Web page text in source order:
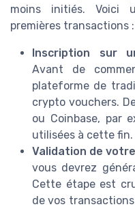
moins initiés. Voici
premières transactions :
Inscription sur
Avant de
plateforme de
crypto vouchers.
ou Coinbase, par
utilisées à cette fin.
Validation de
vous devrez
Cette étape est
de vos